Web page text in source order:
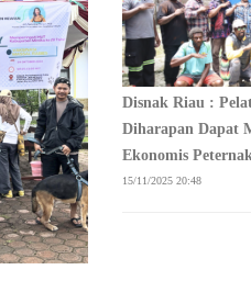
Disnak Riau :
Diharapan Dapat
Ekonomis
15/11/2025 20:48